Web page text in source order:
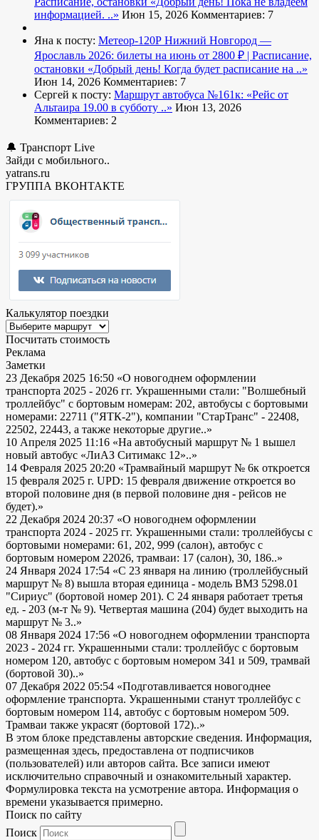
информацией. ..» Июн 15, 2026 Комментариев: 7
Яна к посту: Метеор-120Р Нижний Новгород —
Ярославль 2026: билеты на июнь от 2800 ₽ | Расписание,
остановки «Добрый день! Когда будет расписание на ..»
Июн 14, 2026 Комментариев: 7
Сергей к посту: Маршрут автобуса №161к: «Рейс от
Альтаира 19.00 в субботу ..» Июн 13, 2026
Комментариев: 2
🔔 Транспорт Live
Зайди с мобильного..
yatrans.ru
ГРУППА ВКОНТАКТЕ
Калькулятор поездки
Посчитать стоимость
Реклама
Заметки
23 Декабря 2025 16:50 «О новогоднем оформлении
транспорта 2025 - 2026 гг. Украшенными стали: "Волшебный
троллейбус" с бортовым номерам: 202, автобусы с бортовыми
номерами: 22711 ("ЯТК-2"), компании "СтарТранс" - 22408,
22502, 22443, а также некоторые другие..»
10 Апреля 2025 11:16 «На автобусный маршрут № 1 вышел
новый автобус «ЛиАЗ Ситимакс 12»..»
14 Февраля 2025 20:20 «Трамвайный маршрут № 6к откроется
15 февраля 2025 г. UPD: 15 февраля движение откроется во
второй половине дня (в первой половине дня - рейсов не
будет).»
22 Декабря 2024 20:37 «О новогоднем оформлении
транспорта 2024 - 2025 гг. Украшенными стали: троллейбусы с
бортовыми номерами: 61, 202, 999 (салон), автобус с
бортовым номером 22026, трамваи: 17 (салон), 30, 186..»
24 Января 2024 17:54 «С 23 января на линию (троллейбусный
маршрут № 8) вышла вторая единица - модель ВМЗ 5298.01
"Сириус" (бортовой номер 201). С 24 января работает третья
ед. - 203 (м-т № 9). Четвертая машина (204) будет выходить на
маршрут № 3..»
08 Января 2024 17:56 «О новогоднем оформлении транспорта
2023 - 2024 гг. Украшенными стали: троллейбус с бортовым
номером 120, автобус с бортовым номером 341 и 509, трамвай
(бортовой 30)..»
07 Декабря 2022 05:54 «Подготавливается новогоднее
оформление транспорта. Украшенными станут троллейбус с
бортовым номером 114, автобус с бортовым номером 509.
Трамваи также украсят (бортовой 172)..»
В этом блоке представлены авторские сведения. Информация,
размещенная здесь, предоставлена от подписчиков
(пользователей) или авторов сайта. Все записи имеют
исключительно справочный и ознакомительный характер.
Формулировка текста на усмотрение автора. Информация о
времени указывается примерно.
Поиск по сайту
Поиск